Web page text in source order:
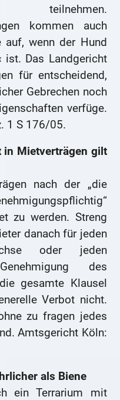
kommen auch
wenn der Hund
ist. Das Landgericht
für entscheidend,
Gebrechen noch
verfüge.
1 S 176/05.
in Mietverträgen gilt
nach der „die
zu werden. Streng
danach für jeden
oder jeden
des
gesamte Klausel
Verbot nicht.
zu fragen jedes
Amtsgericht Köln:
als Biene
ein Terrarium mit